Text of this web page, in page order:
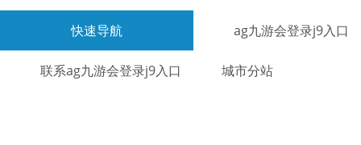
快速导航 ag九游会登录j9入口
联系ag九游会登录j9入口 城市分站